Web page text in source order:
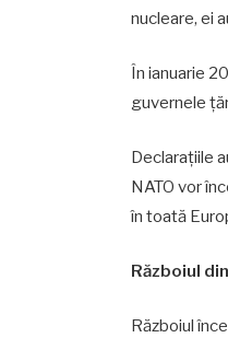
nucleare, ei
În ianuarie
guvernele
Declarațiile
NATO vor
în toată
Războiul
Războiul